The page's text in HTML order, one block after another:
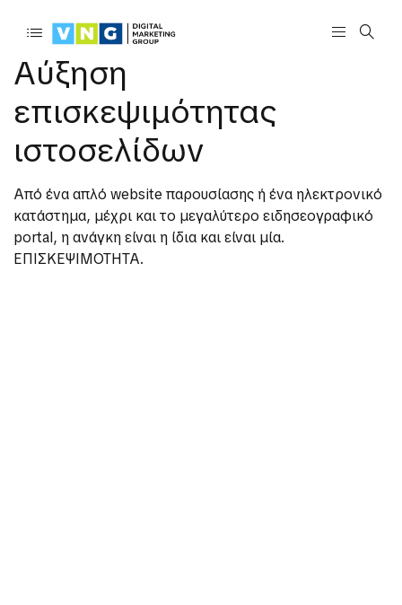
Αύξηση
επισκεψιμότητας
ιστοσελίδων
Από ένα απλό website παρουσίασης ή ένα ηλεκτρονικό
κατάστημα, μέχρι και το μεγαλύτερο ειδησεογραφικό
portal, η ανάγκη είναι η ίδια και είναι μία.
ΕΠΙΣΚΕΨΙΜΟΤΗΤΑ.